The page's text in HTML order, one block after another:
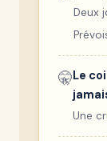
Deux
🤫Le
Une